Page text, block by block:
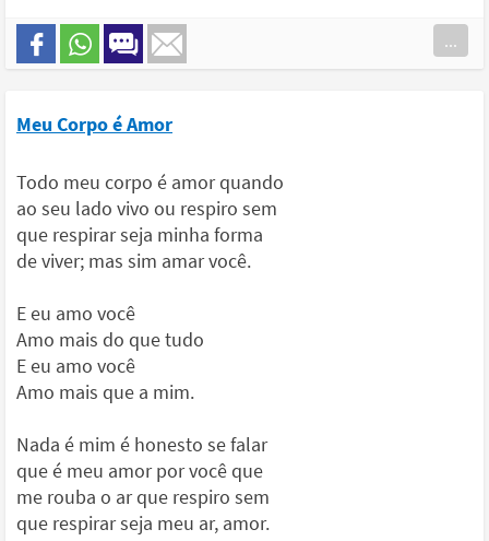
...
Meu Corpo é Amor
Todo meu corpo é amor quando
ao seu lado vivo ou respiro sem
que respirar seja minha forma
de viver; mas sim amar você.
E eu amo você
Amo mais do que tudo
E eu amo você
Amo mais que a mim.
Nada é mim é honesto se falar
que é meu amor por você que
me rouba o ar que respiro sem
que respirar seja meu ar, amor.